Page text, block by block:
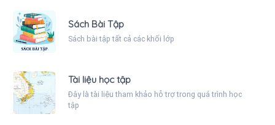
Sách Bài Tập
Sách bài tập tất cả các khối lớp
Tài liệu học tập
Đây là tài liệu tham khảo hỗ trợ trong quá trình học
tập